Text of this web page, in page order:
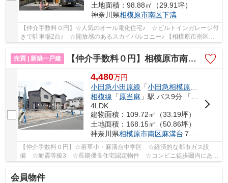
土地面積：98.88㎡（29.91坪）
神奈川県相模原市南区下溝
【仲介手数料０円】☆人気のオール電化住宅♪ ☆ビルトインガレージ付
きで駐車場2台♪ ☆開放感のあるスカイバルコニー♪ 【相模原市南区の
新築一戸建てのことならリビングボイスにお任せ...
売買 | 新築一戸建
【仲介手数料０円】相模原市南区麻溝台3期 新築一戸建て 全3棟
4,480万円
小田急小田原線 「小田急相模原
相模線 「 原当麻 」駅 バス9分 「友愛病院前」 停歩18分
4LDK
建物面積：109.72㎡（33.19坪）
土地面積：168.15㎡（50.86坪）
神奈川県相模原市南区麻溝台 ７丁目
【仲介手数料０円】☆若草小・麻溝台中学区 ☆経済的な都市ガス設
備 ☆耐震等級3 ☆長期優良住宅認定物件 ☆コンビニ徒歩圏内にあ
り ☆リビングイン階段 ☆WICなど収納スペース豊富 ☆...
会員物件